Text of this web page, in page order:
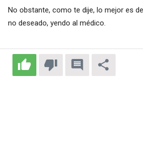
No obstante, como te dije, lo mejor es
no deseado, yendo al médico.